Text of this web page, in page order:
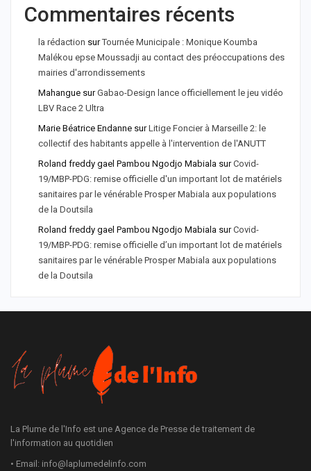
Commentaires récents
la rédaction surTournée Municipale : Monique Koumba
Malékou epse Moussadji au contact des préoccupations des
mairies d'arrondissements
Mahangue surGabao-Design lance officiellement le jeu vidéo
LBV Race 2 Ultra
Marie Béatrice Endanne surLitige Foncier à Marseille 2: le
collectif des habitants appelle à l'intervention de l'ANUTT
Roland freddy gael Pambou Ngodjo Mabiala surCovid-
19/MBP-PDG: remise officielle d'un important lot de matériels
sanitaires par le vénérable Prosper Mabiala aux populations
de la Doutsila
Roland freddy gael Pambou Ngodjo Mabiala surCovid-
19/MBP-PDG: remise officielle d’un important lot de matériels
sanitaires par le vénérable Prosper Mabiala aux populations
de la Doutsila
La Plume de l'Info est une Agence de Presse de traitement de
l'information au quotidien
• Email: info@laplumedelinfo.com